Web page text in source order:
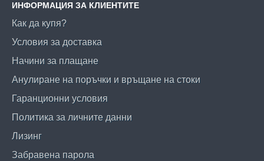
ИНФОРМАЦИЯ ЗА КЛИЕНТИТЕ
Как да купя?
Условия за доставка
Начини за плащане
Анулиране на поръчки и връщане на стоки
Гаранционни условия
Политика за личните данни
Лизинг
Забравена парола